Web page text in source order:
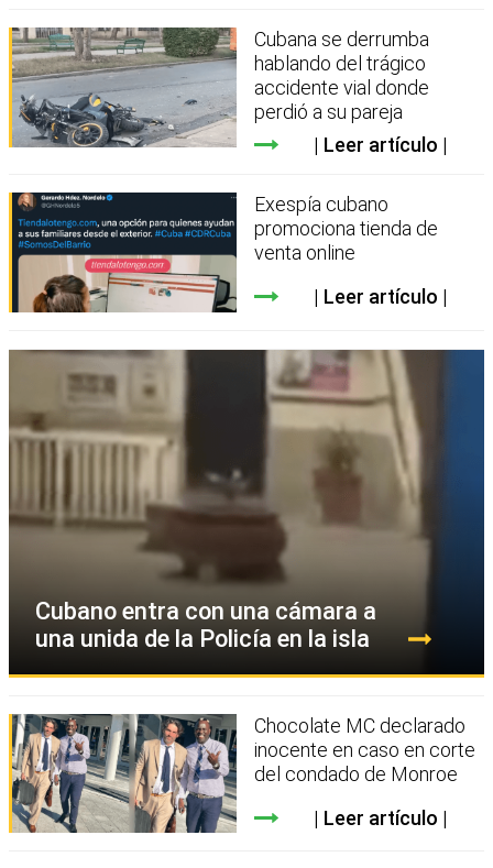
Cubana se derrumba
hablando del trágico
accidente vial donde
perdió a su pareja
Leer artículo
Exespía cubano
promociona tienda de
venta online
Leer artículo
Cubano entra con una cámara a
una unida de la Policía en la isla
Chocolate MC declarado
inocente en caso en corte
del condado de Monroe
Leer artículo